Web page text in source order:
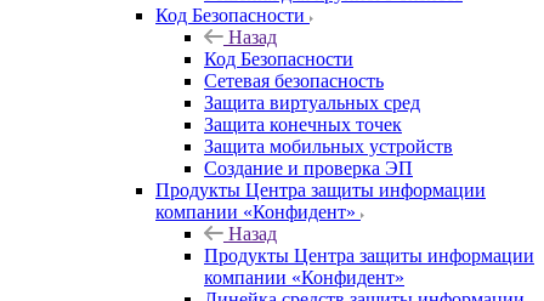
Код Безопасности
Назад
Код Безопасности
Сетевая безопасность
Защита виртуальных сред
Защита конечных точек
Защита мобильных устройств
Создание и проверка ЭП
Продукты Центра защиты информации
компании «Конфидент»
Назад
Продукты Центра защиты информации
компании «Конфидент»